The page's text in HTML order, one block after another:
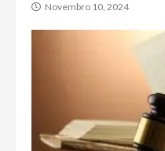
Novembro 10, 2024